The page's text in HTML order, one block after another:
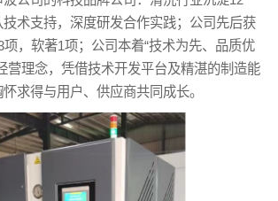
术支持，深度研发合作实践；公司先后获
，软著1项；公司本着“技术为先、品质优
营理念，凭借技术开发平台及精湛的制造能
求得与用户、供应商共同成长。